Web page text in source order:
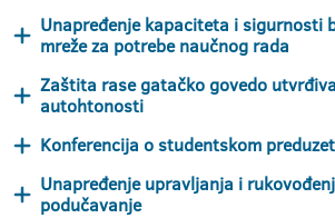
Unapređenje kapaciteta i sigurnosti
mreže za potrebe naučnog rada
Zaštita rase gatačko govedo
autohtonosti
Konferencija o studentskom
Unapređenje upravljanja i
podučavanje